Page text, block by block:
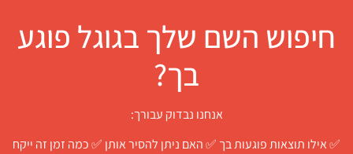
חיפוש השם שלך בגוגל פוגע
בך?
אנחנו נבדוק עבורך:
✅ אילו תוצאות פוגעות בך ✅ האם ניתן להסיר אותן ✅ כמה זמן זה ייקח